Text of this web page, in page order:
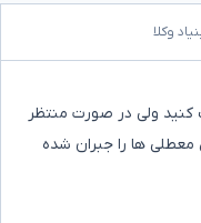
وکلا
کنید ولی در صورت منتظر
معطلی ها را جبران شده